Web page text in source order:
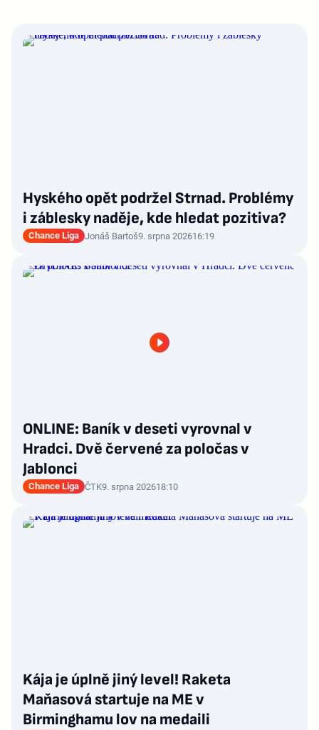
Hyského opět podržel Strnad. Problémy
i záblesky naděje, kde hledat pozitiva?
Chance Liga Jonáš Bartoš9. srpna 202616:19
ONLINE: Baník v deseti vyrovnal v
Hradci. Dvě červené za poločas v
Jablonci
Chance Liga ČTK9. srpna 202618:10
Kája je úplně jiný level! Raketa
Maňasová startuje na ME v
Birminghamu lov na medaili